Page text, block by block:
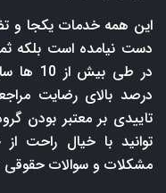
این همه خدمات یکجا و
دست نیامده است بلکه
در طی
درصد بالای رضایت
تاییدی بر معتبر بودن
توانید با خیال راحت
مشکلات و سوالات حقوقی